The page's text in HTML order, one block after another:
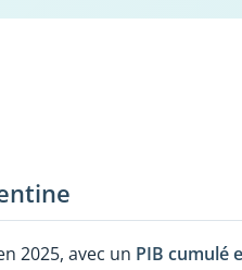
2025, avec un PIB cumulé